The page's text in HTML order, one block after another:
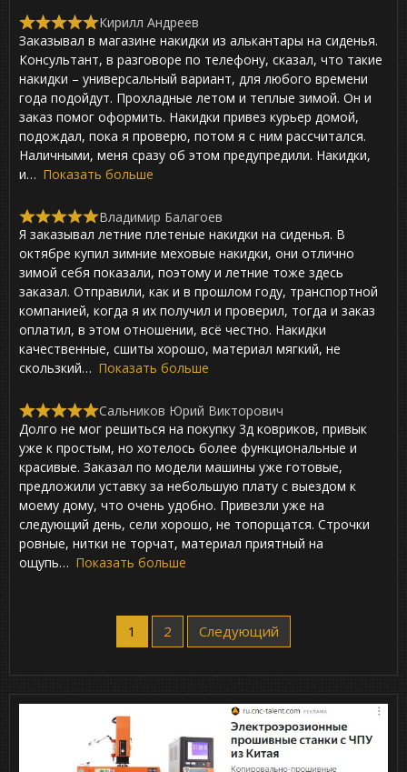
R
a
t
d
5
,
0
o
u
t
5
Заказывал в магазине накидки из алькантары на сиденья.
Консультант, в разговоре по телефону, сказал, что такие
накидки – универсальный вариант, для любого времени
года подойдут. Прохладные летом и теплые зимой. Он и
заказ помог оформить. Накидки привез курьер домой,
подождал, пока я проверю, потом я с ним рассчитался.
Наличными, меня сразу об этом предупредили. Накидки,
и
Показать больше
Кирилл Андреев
R
a
t
e
d
5
,
0
o
u
t
5
Я заказывал летние плетеные накидки на сиденья. В
октябре купил зимние меховые накидки, они отлично
зимой себя показали, поэтому и летние тоже здесь
заказал. Отправили, как и в прошлом году, транспортной
компанией, когда я их получил и проверил, тогда и заказ
оплатил, в этом отношении, всё честно. Накидки
качественные, сшиты хорошо, материал мягкий, не
скользкий
Показать больше
Владимир Балагоев
R
a
t
e
d
5
,
0
o
u
t
Долго не мог решиться на покупку 3д ковриков, привык
уже к простым, но хотелось более функциональные и
красивые. Заказал по модели машины уже готовые,
предложили уставку за небольшую плату с выездом к
моему дому, что очень удобно. Привезли уже на
следующий день, сели хорошо, не топорщатся. Строчки
ровные, нитки не торчат, материал приятный на
ощупь
Показать больше
Сальников Юрий Викторович
навигация
Страница
1 Страница
2 Следующий